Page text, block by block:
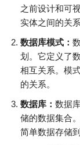
之前设计和可
实体之间的关系
数据库模式：
划。它定义了
相互关系。模
的关系。
数据库： 数据
储的数据集合
简单数据存储